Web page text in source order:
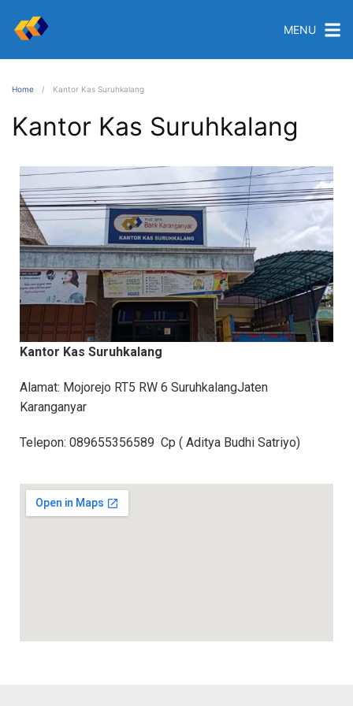
MENU
Home Kantor Kas Suruhkalang
Kantor Kas Suruhkalang
Kantor Kas Suruhkalang
Alamat: Mojorejo RT5 RW 6 SuruhkalangJaten
Karanganyar
Telepon: 089655356589 Cp ( Aditya Budhi Satriyo)